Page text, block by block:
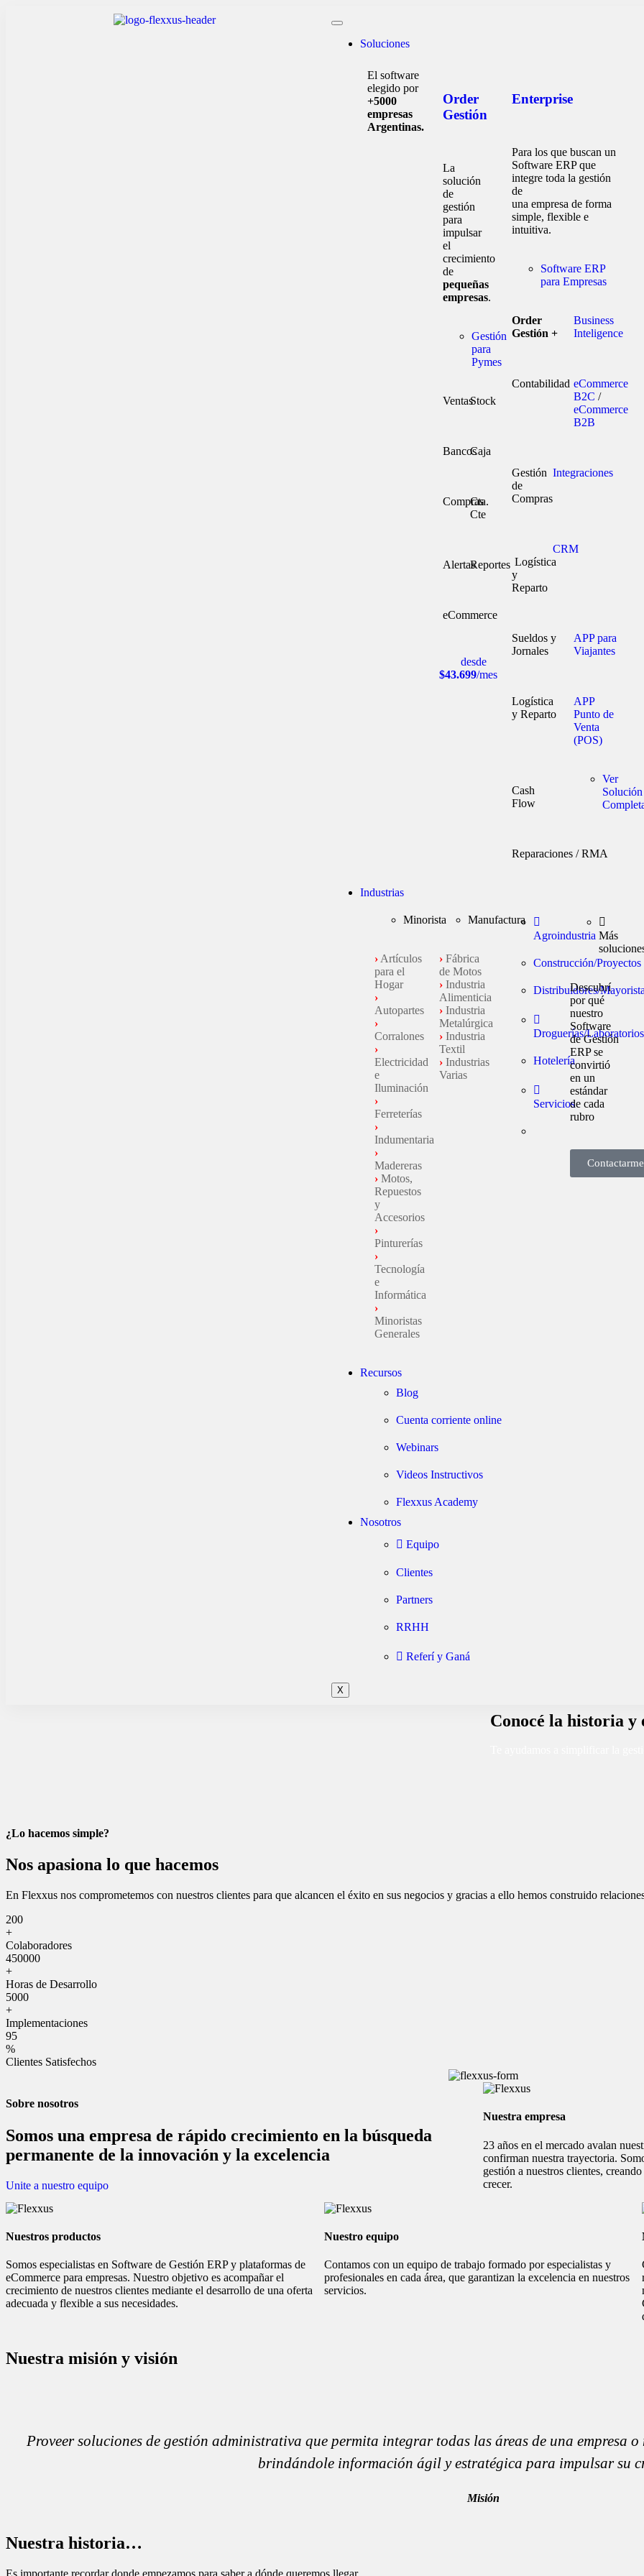
Soluciones
El software
elegido por
+5000
empresas
Argentinas.
Order
Gestión
La
solución
de
gestión
para
impulsar
el
crecimiento
de
pequeñas
empresas.
Gestión
para
Pymes
VentasStock
BancosCaja
Compras
Cta.
Cte
AlertasReportes
eCommerce
desde
$43.699/mes
Enterprise
Para los que buscan un
Software ERP que
integre toda la gestión
de
una empresa de forma
simple, flexible e
intuitiva.
Software ERP
para Empresas
Order
Gestión +
Business
Inteligence
Contabilidad eCommerce
B2C /
eCommerce
B2B
Gestión
de
Compras
Integraciones
Logística
y
Reparto
CRM
Sueldos y
Jornales
APP para
Viajantes
Logística
y Reparto
APP
Punto de
Venta
(POS)
Cash
Flow
Ver
Solución
Reparaciones / RMA
Industrias
Minorista
›Artículos
para el
Hogar
›
Autopartes
›
Corralones
›
Electricidad
e
Iluminación
›
Ferreterías
›
Indumentaria
›
Madereras
› Motos,
Repuestos
y
Accesorios
›
Pinturerías
›
Tecnología
e
Informática
›
Minoristas
Generales
Manufactura
› Fábrica
de Motos
› Industria
Alimenticia
› Industria
Metalúrgica
› Industria
Textil
› Industrias
Varias
Agroindustria
Construcción/Proyectos
Distribuidores/
Droguerías/Laboratorios
Hotelería
Servicios
Más
Descubrí
por qué
nuestro
Software
de Gestión
ERP se
convirtió
en un
estándar
de cada
rubro
Contactarme
Recursos
Blog
Cuenta corriente online
Webinars
Videos Instructivos
Flexxus Academy
Nosotros
Equipo
Clientes
Partners
RRHH
Referí y Ganá
X
Conocé la historia y
¿Lo hacemos simple?
Nos apasiona lo que hacemos
En Flexxus nos comprometemos con nuestros clientes para que alcancen el éxito en sus negocios y gracias a ello hemos construido
200
+
Colaboradores
450000
+
Horas de Desarrollo
5000
+
Implementaciones
95
%
Clientes Satisfechos
Sobre nosotros
Somos una empresa de rápido crecimiento en la búsqueda
permanente de la innovación y la excelencia
Unite a nuestro equipo
Nuestra empresa
23 años en el mercado avalan
confirman nuestra trayectoria.
gestión a nuestros clientes,
crecer.
Nuestros productos
Somos especialistas en Software de Gestión ERP y plataformas de
eCommerce para empresas. Nuestro objetivo es acompañar el
crecimiento de nuestros clientes mediante el desarrollo de una oferta
adecuada y flexible a sus necesidades.
Nuestro equipo
Contamos con un equipo de trabajo formado por especialistas y
profesionales en cada área, que garantizan la excelencia en nuestros
servicios.
Nuestra misión y visión
Proveer soluciones de gestión administrativa que permita integrar todas las áreas de una empresa
brindándole información ágil y estratégica para impulsar su
Misión
Nuestra historia…
Es importante recordar donde empezamos para saber a dónde queremos llegar